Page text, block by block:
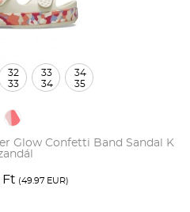
Glow Confetti Band Sandal K
Ft (49.97 EUR)
32
33
33
34
34
35